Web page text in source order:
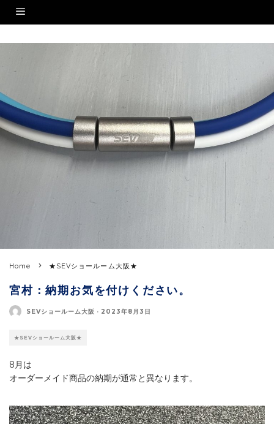
Home ★SEVショールーム大阪★
宮村：納期お気を付けください。
SEVショールーム大阪 · 2023年8月3日
★SEVショールーム大阪★
8月は
オーダーメイド商品の納期が通常と異なります。